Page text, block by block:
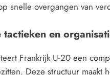
snelle overgangen van
tactieken en
Frankrijk U-20 een
Deze structuur maakt